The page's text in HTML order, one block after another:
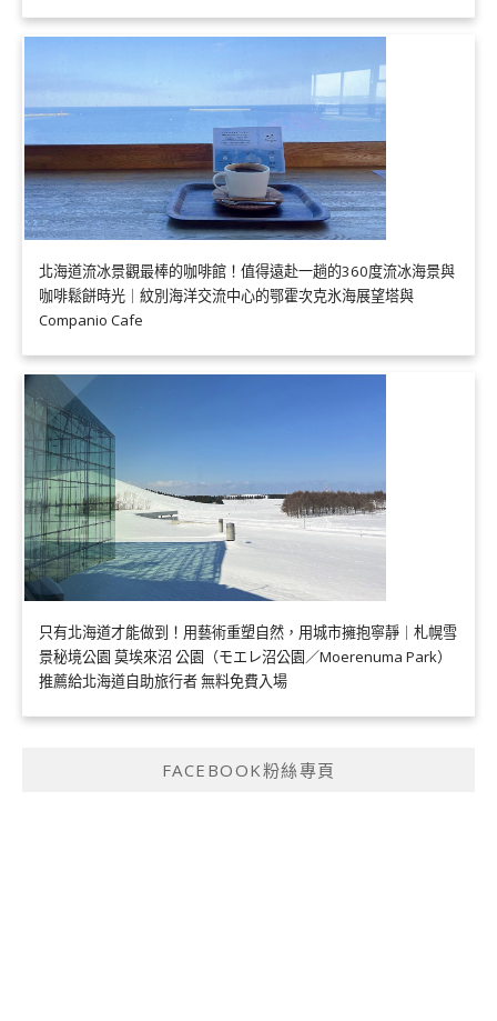
北海道流冰景觀最棒的咖啡館！值得遠赴一趟的360度流冰海景與
咖啡鬆餅時光｜紋別海洋交流中心的鄂霍次克氷海展望塔與
Companio Cafe
只有北海道才能做到！用藝術重塑自然，用城市擁抱寧靜｜札幌雪
景秘境公園 莫埃來沼 公園（モエレ沼公園／Moerenuma Park）
推薦給北海道自助旅行者 無料免費入場
FACEBOOK粉絲專頁